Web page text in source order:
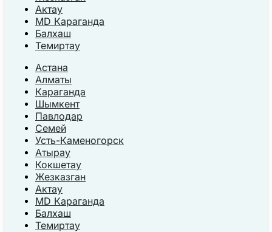
Актау
MD Караганда
Балхаш
Темиртау
Астана
Алматы
Караганда
Шымкент
Павлодар
Семей
Усть-Каменогорск
Атырау
Кокшетау
Жезказган
Актау
MD Караганда
Балхаш
Темиртау